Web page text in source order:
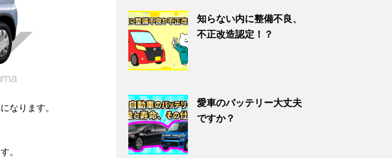
なります。
。
知らない内に整備不良、
不正改造認定！？
愛車のバッテリー大丈夫
ですか？